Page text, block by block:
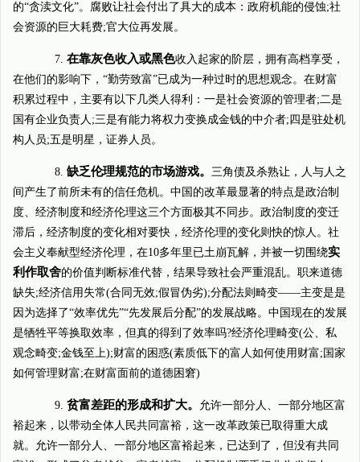
的“贪渎文化”。腐败让社会付出了具大的成本：政府机能的侵蚀;社
会资源的巨大耗费;官大位再发展。
7. 在靠灰色收入或黑色收入起家的阶层，拥有高档享受，
在他们的影响下，“勤劳致富”已成为一种过时的思想观念。在财富
积累过程中，主要有以下几类人得利：一是社会资源的管理者;二是
国有企业负责人;三是有能力将权力变换成金钱的中介者;四是驻处机
构人员;五是明星，证券人员。
8. 缺乏伦理规范的市场游戏。 三角债及杀熟让，人与人之
间产生了前所未有的信任危机。中国的改革最显著的特点是政治制
度、经济制度和经济伦理这三个方面极其不同步。政治制度的变迁
滞后，经济制度的变化相对要快，经济伦理的变化则快的惊人。社
会主义奉献型经济伦理，在10多年里已土崩瓦解，并被一切围绕实
利作取舍的价值判断标准代替，结果导致社会严重混乱。职来道德
缺失;经济信用失常(合同无效;假冒伪劣);分配法则畸变――主变是是
因为选择了“效率优先”“先发展后分配”的发展战略。中国现在的发展
是牺牲平等换取效率，但真的得到了效率吗?经济伦理畸变(公、私
观念畸变;金钱至上);财富的困惑(素质低下的富人如何使用财富;国家
如何管理财富;在财富面前的道德困窘)
9. 贫富差距的形成和扩大。 允许一部分人、一部分地区富
裕起来，以带动全体人民共同富裕，这一改革政策已取得重大成
就。允许一部分人、一部分地区富裕起来，已达到了，但没有共同